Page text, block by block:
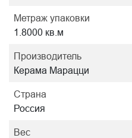
Метраж упаковки
1.8000 кв.м
Производитель
Керама Марацци
Страна
Россия
Вес